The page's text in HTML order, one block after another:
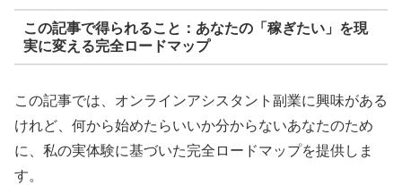
この記事で得られること：あなたの「稼ぎたい」を現
実に変える完全ロードマップ
この記事では、オンラインアシスタント副業に興味がある
けれど、何から始めたらいいか分からないあなたのため
に、私の実体験に基づいた完全ロードマップを提供しま
す。